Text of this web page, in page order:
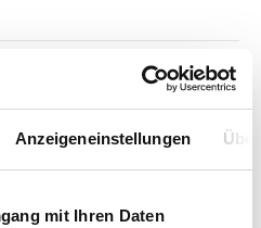
Anzeigeneinstellungen
mit Ihren Daten